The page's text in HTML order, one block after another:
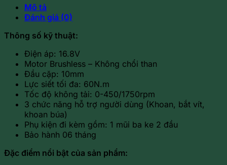
Mô tả
Đánh giá (0)
Thông số kỹ thuật:
Điện áp: 16.8V
Motor Brushless – Không chổi than
Đầu cặp: 10mm
Lực siết tối đa: 60N.m
Tốc độ không tải: 0-450/1750rpm
3 chức năng hỗ trợ người dùng (Khoan, bắt vít,
khoan búa)
Phụ kiện đi kèm gồm: 1 mũi ba ke 2 đầu
Bảo hành 06 tháng
Đặc điểm nổi bật của sản phẩm: